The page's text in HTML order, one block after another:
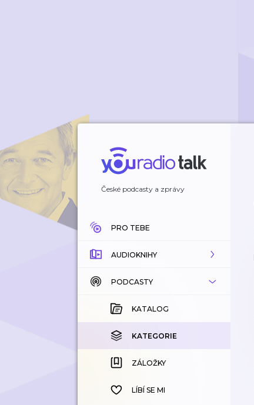
České podcasty a zprávy
PRO TEBE
AUDIOKNIHY
KATALOG
KOUPENÉ
KATEGORIE
ZÁLOŽKY
HISTORIE
PODCASTY
KATALOG
KATEGORIE
ZÁLOŽKY
LÍBÍ SE MI